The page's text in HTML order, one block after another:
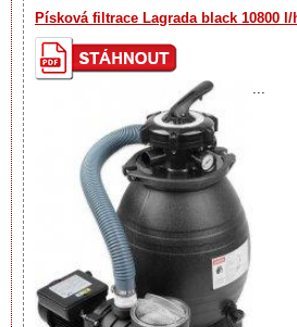
Písková filtrace Lagrada black 10800 l/